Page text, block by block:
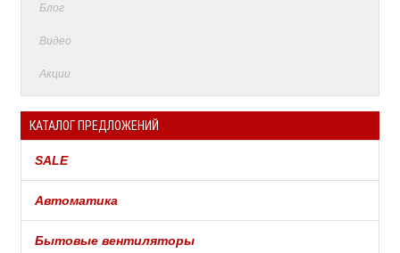
Блог
Видео
Акции
КАТАЛОГ ПРЕДЛОЖЕНИЙ
SALE
Автоматика
Бытовые вентиляторы